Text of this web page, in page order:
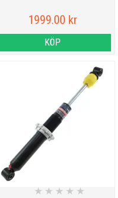
1999.00 kr
KÖP
★ ★ ★ ★ ★